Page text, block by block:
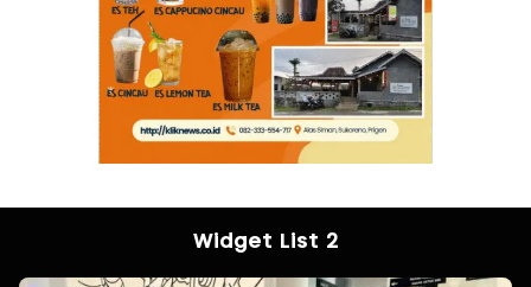
Widget List 2